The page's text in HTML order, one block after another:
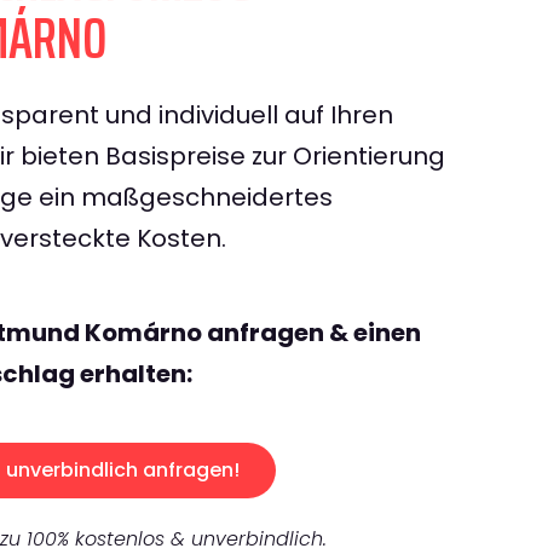
und individuell auf Ihren
bieten Basispreise zur Orientierung
ein maßgeschneidertes
Kosten.
Komárno anfragen & einen
erhalten:
unverbindlich anfragen!
100% kostenlos & unverbindlich.